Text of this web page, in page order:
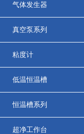
气体发生器
真空泵系列
粘度计
低温恒温槽
恒温槽系列
超净工作台